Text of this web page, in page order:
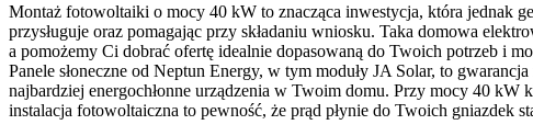
Montaż fotowoltaiki o mocy 40 kW to znacząca inwestycja, która jednak
przysługuje oraz pomagając przy składaniu wniosku. Taka domowa
a pomożemy Ci dobrać ofertę idealnie dopasowaną do Twoich potrzeb i
Panele słoneczne od Neptun Energy, w tym moduły JA Solar, to
najbardziej energochłonne urządzenia w Twoim domu. Przy mocy 40 kW
instalacja fotowoltaiczna to pewność, że prąd płynie do Twoich gniazdek